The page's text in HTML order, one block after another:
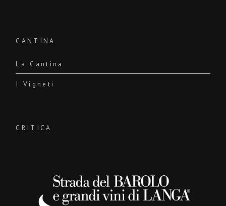
CANTINA
La Cantina
I Vigneti
CRITICA